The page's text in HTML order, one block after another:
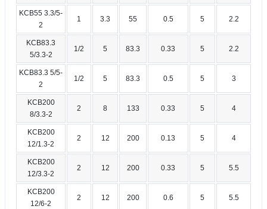
KCB55 3.3/5-
2
1 3.3 55 0.5 5 2.2
KCB83.3
5/3.3-2
1/2 5 83.3 0.33 5 2.2
KCB83.3 5/5-
2
1/2 5 83.3 0.5 5 3
KCB200
8/3.3-2
2 8 133 0.33 5 4
KCB200
12/1.3-2
2 12 200 0.13 5 4
KCB200
12/3.3-2
2 12 200 0.33 5 5.5
KCB200
12/6-2
2 12 200 0.6 5 5.5